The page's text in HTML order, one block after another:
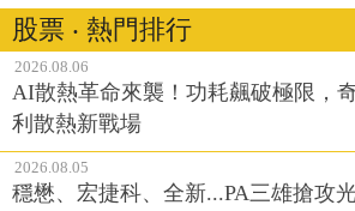
股票 ‧ 熱門排行
2026.08.06
AI散熱革命來襲！功耗飆破極限，
利散熱新戰場
2026.08.05
穩懋、宏捷科、全新...PA三雄搶攻